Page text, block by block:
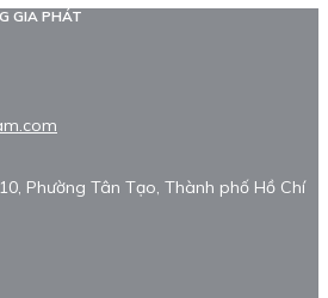
GIA PHÁT
Phường Tân Tạo, Thành phố Hồ Chí